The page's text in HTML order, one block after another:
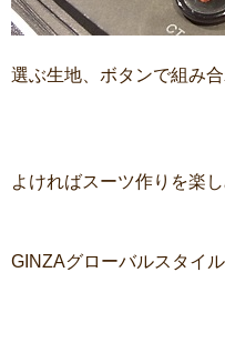
選ぶ生地、ボタンで組み
よければスーツ作りを楽
GINZAグローバルスタイ